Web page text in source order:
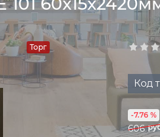
Торг
Код
606
-7.76 %